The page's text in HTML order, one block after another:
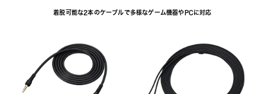
着脱可能な2本のケーブルで多様なゲーム機器やPCに対応